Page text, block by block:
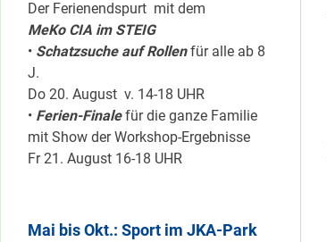
Der Ferienendspurt mit dem
MeKo CIA im STEIG
• Schatzsuche auf Rollenfür alle ab 8
J.
Do 20. August v. 14-18 UHR
• Ferien-Finalefür die ganze Familie
mit Show der Workshop-Ergebnisse
Fr 21. August 16-18 UHR
Mai bis Okt.: Sport im JKA-Park